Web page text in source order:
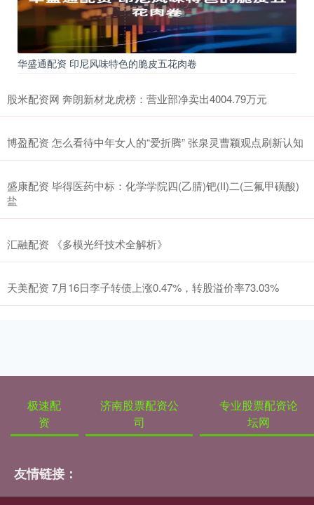
华盛通配资 印尼风味特色的脆皮五花肉卷
股米配资网 奔朗新材龙虎榜：营业部净卖出4004.79万元
博盈配资 怎么看待中年女人的“爱折腾” 张泉灵曹颖观点刷新认知
盛康配资 毕得医药中标：化学学院四(乙腈)钯(II)二(三氟甲磺酸)
盐
汇融配资 《多模光纤技术全解析》
天美配资 7月16日李子转债上涨0.47%，转股溢价率73.03%
极速配
资
济南股票配资公
司
专业股票配资论
坛网
友情链接：